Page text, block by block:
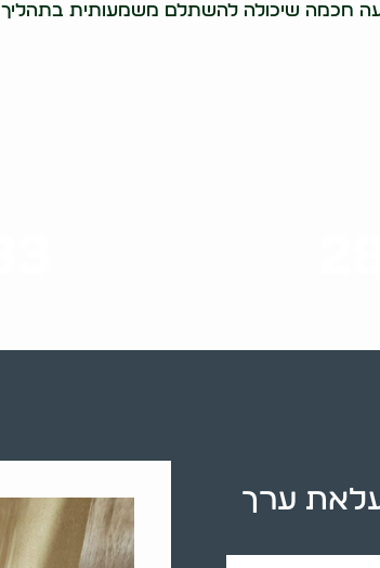
חכמה שיכולה להשתלם משמעותית בתהליך
ערך